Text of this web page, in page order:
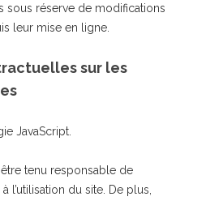
sous réserve de modifications
leur mise en ligne.
sur les
JavaScript.
être tenu responsable de
l’utilisation du site. De plus,